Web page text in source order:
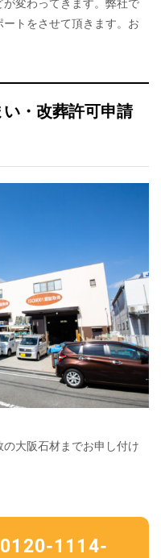
変わってきます。弊社で
トをさせて頂きます。お
・改葬許可申請
大阪石材までお申し付け
1114-